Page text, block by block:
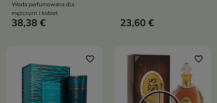
Woda perfumowana dla
mężczyzn i kobiet
38,38 € 23,60 €
favorite_border favorite_border